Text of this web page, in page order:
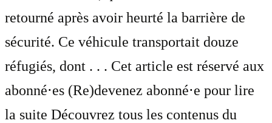
retourné après avoir heurté la barrière de
sécurité. Ce véhicule transportait douze
réfugiés, dont . . . Cet article est réservé aux
abonné⋅es (Re)devenez abonné⋅e pour lire
la suite Découvrez tous les contenus du